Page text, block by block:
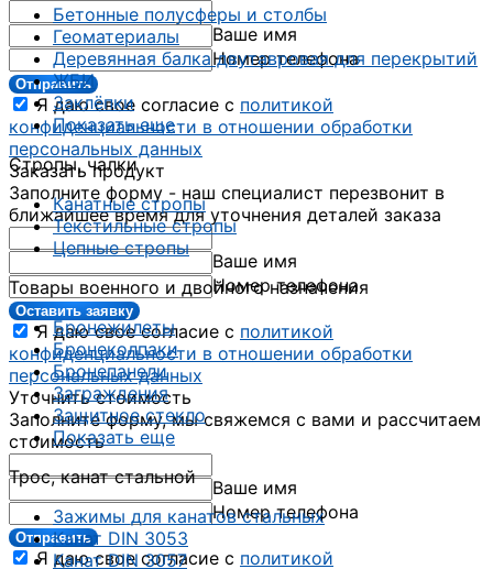
Бетонные полусферы и столбы
Геоматериалы
Деревянная балка двутавровая для перекрытий
ЖБИ
Заклёпки
Показать еще
Стропы, чалки
Канатные стропы
Текстильные стропы
Цепные стропы
Товары военного и двойного назначения
Бронежилеты
Бронеколпаки
Бронепанели
Заграждения
Защитное стекло
Показать еще
Трос, канат стальной
Зажимы для канатов стальных
Канат DIN 3053
Канат DIN 3057
Ваше имя
Номер телефона
Отправить
Я даю свое согласие с политикой
конфиденциальности в отношении обработки
персональных данных
Заказать продукт
Заполните форму - наш специалист перезвонит в
ближайшее время для уточнения деталей заказа
Ваше имя
Номер телефона
Оставить заявку
Я даю свое согласие с политикой
конфиденциальности в отношении обработки
персональных данных
Уточнить стоимость
Заполните форму, мы свяжемся с вами и рассчитаем
стоимость
Ваше имя
Номер телефона
Отправить
Я даю свое согласие с политикой